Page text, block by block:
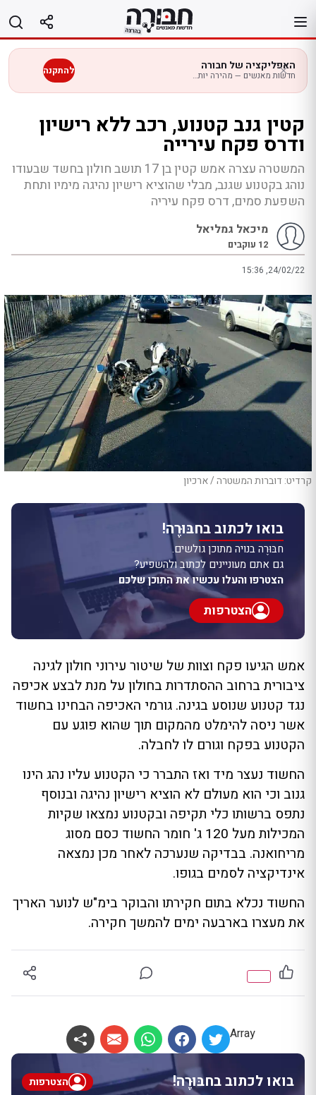
לתוכן
האפליקציה של חבורה
חדשות מאנשים — מהירה יותר בנייד להתקנה
קטין גנב קטנוע, רכב ללא רישיון
ודרס פקח עירייה
המשטרה עצרה אמש קטין בן 17 תושב חולון בחשד שבעודו
נוהג בקטנוע שגנב, מבלי שהוציא רישיון נהיגה מימיו ותחת
השפעת סמים, דרס פקח עיריה
מיכאל גמליאל
12 עוקבים
15:36 ,24/02/22
קרדיט: דוברות המשטרה / ארכיון
בואו לכתוב בחבּוּרֶה!
חבּוּרֶה בנויה מתוכן גולשים.
גם אתם מעוניינים לכתוב ולהשפיע?
הצטרפו והעלו עכשיו את התוכן שלכם
הצטרפות
אמש הגיעו פקח וצוות של שיטור עירוני חולון לגינה
ציבורית ברחוב ההסתדרות בחולון על מנת לבצע אכיפה
נגד קטנוע שנוסע בגינה. גורמי האכיפה הבחינו בחשוד
אשר ניסה להימלט מהמקום תוך שהוא פוגע עם
הקטנוע בפקח וגורם לו לחבלה.
החשוד נעצר מיד ואז התברר כי הקטנוע עליו נהג הינו
גנוב וכי הוא מעולם לא הוציא רישיון נהיגה ובנוסף
נתפס ברשותו כלי תקיפה ובקטנוע נמצאו שקיות
המכילות מעל 120 ג' חומר החשוד כסם מסוג
מריחואנה. בבדיקה שנערכה לאחר מכן נמצאה
אינדיקציה לסמים בגופו.
החשוד נכלא בתום חקירתו והבוקר בימ"ש לנוער האריך
את מעצרו בארבעה ימים להמשך חקירה.
Array
בואו לכתוב בחבּוּרֶה! הצטרפות